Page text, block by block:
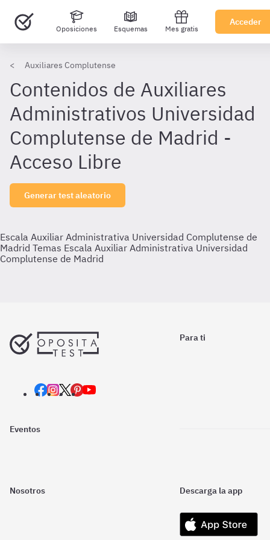
Oposiciones Esquemas Mes gratis
Acceder
Auxiliares Complutense
Contenidos de Auxiliares
Administrativos Universidad
Complutense de Madrid -
Acceso Libre
Generar test aleatorio
Escala Auxiliar Administrativa Universidad Complutense de
Madrid Temas Escala Auxiliar Administrativa Universidad
Complutense de Madrid
Para ti
Eventos
Nosotros Descarga la app